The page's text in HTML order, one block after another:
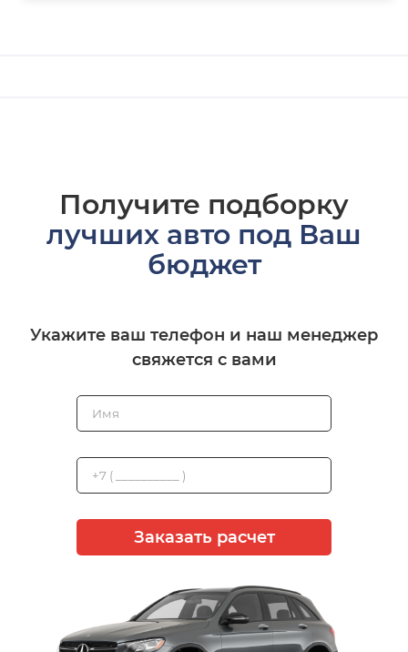
Получите подборку
лучших авто под Ваш
бюджет
Укажите ваш телефон и наш менеджер
свяжется с вами
Заказать расчет